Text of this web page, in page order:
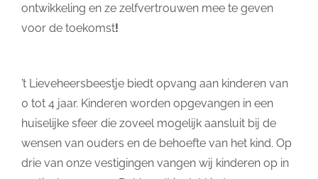
ontwikkeling en ze zelfvertrouwen mee te geven
voor de toekomst!
’t Lieveheersbeestje biedt opvang aan kinderen van
0 tot 4 jaar. Kinderen worden opgevangen in een
huiselijke sfeer die zoveel mogelijk aansluit bij de
wensen van ouders en de behoefte van het kind. Op
drie van onze vestigingen vangen wij kinderen op in